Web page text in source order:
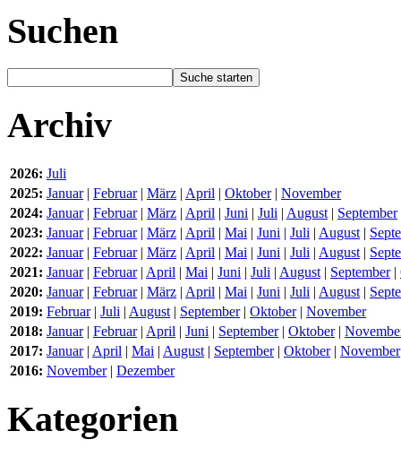
Suchen
Archiv
2026: Juli
2025: Januar| Februar| März | April | Oktober| November
2024: Januar| Februar| März | April | Juni | Juli | August | September
2023: Januar| Februar| März | April | Mai | Juni | Juli | August |
2022: Januar| Februar| März | April | Mai | Juni | Juli | August |
2021: Januar| Februar| April | Mai | Juni | Juli | August | September|
2020: Januar| Februar| März | April | Mai | Juni | Juli | August |
2019: Februar| Juli | August | September| Oktober| November
2018: Januar| Februar| April | Juni | September| Oktober|
2017: Januar| April | Mai | August | September| Oktober| November
2016: November| Dezember
Kategorien